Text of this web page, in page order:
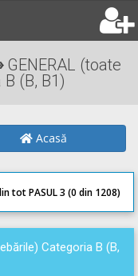
GENERAL (toate
(B, B1)
Acasă
tot PASUL 3 (0 din 1208)
Categoria B (B,